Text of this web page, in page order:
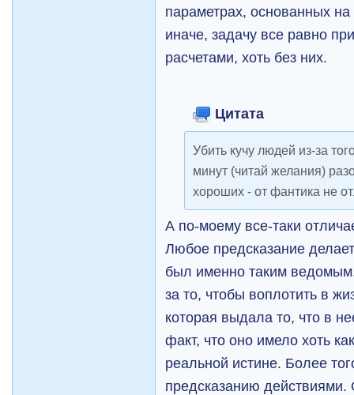
параметрах, основанных
иначе, задачу все равно
расчетами, хоть без них.
Цитата
Убить кучу людей из-за
минут (читай желания)
хороших - от фантика не
А по-моему все-таки
Любое предсказание
был именно таким
за то, чтобы воплотить в
которая выдала то, что в
факт, что оно имело хоть
реальной истине. Более
предсказанию действиями.